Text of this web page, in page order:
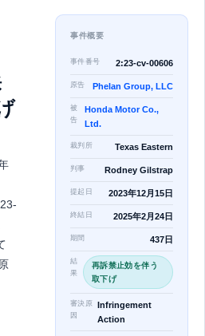
事件概要
事件番号 2:23-cv-00606
原告 Phelan Group, LLC
被
告
Honda Motor Co.,
Ltd.
裁判所 Texas Eastern
判事 Rodney Gilstrap
提起日 2023年12月15日
終結日 2025年2月24日
期間 437日
結
果
再訴禁止効を伴う
取下げ
審決原
因
Infringement
Action